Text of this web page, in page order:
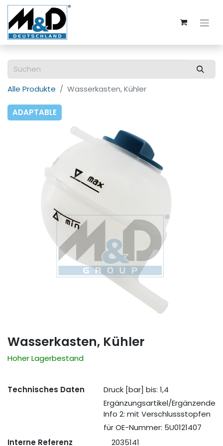
Alle Produkte Wasserkasten, Kühler
ADAPTABLE
Wasserkasten, Kühler
Hoher Lagerbestand
Technisches Daten
Druck [bar] bis: 1,4
Ergänzungsartikel/Ergänzende
Info 2: mit Verschlussstopfen
für OE-Nummer: 5U0121407
Interne Referenz
2035141